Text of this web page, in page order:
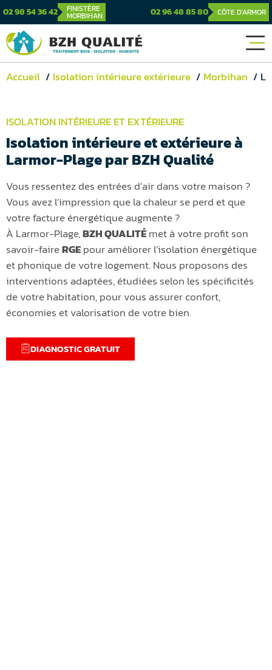
02 98 54 36 42 FINISTÈRE
MORBIHAN 02 96 48 85 80 CÔTE D'ARMOR
Accueil Isolation intérieure extérieure Morbihan
ISOLATION INTÉRIEURE ET EXTÉRIEURE
Isolation intérieure et extérieure à
Larmor-Plage par BZH Qualité
Vous ressentez des entrées d’air dans votre maison ?
Vous avez l’impression que la chaleur se perd et que
votre facture énergétique augmente ?
À Larmor-Plage,BZH QUALITÉmet à votre profit son
savoir-faireRGEpour améliorer l’isolation énergétique
et phonique de votre logement. Nous proposons des
interventions adaptées, étudiées selon les spécificités
de votre habitation, pour vous assurer confort,
économies et valorisation de votre bien.
DIAGNOSTIC GRATUIT